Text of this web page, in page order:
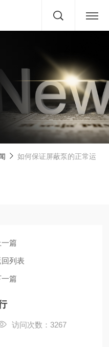
如何保证屏蔽泵的正常运
一篇
回列表
一篇
访问次数：3267